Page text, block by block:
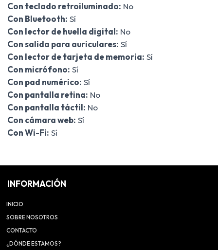
Con teclado retroiluminado: No
Con Bluetooth: Sí
Con lector de huella digital: No
Con salida para auriculares: Sí
Con lector de tarjeta de memoria: Sí
Con micrófono: Sí
Con pad numérico: Sí
Con pantalla retina: No
Con pantalla táctil: No
Con cámara web: Sí
Con Wi-Fi: Sí
INFORMACIÓN
INICIO
SOBRE NOSOTROS
CONTACTO
¿DÓNDE ESTAMOS?